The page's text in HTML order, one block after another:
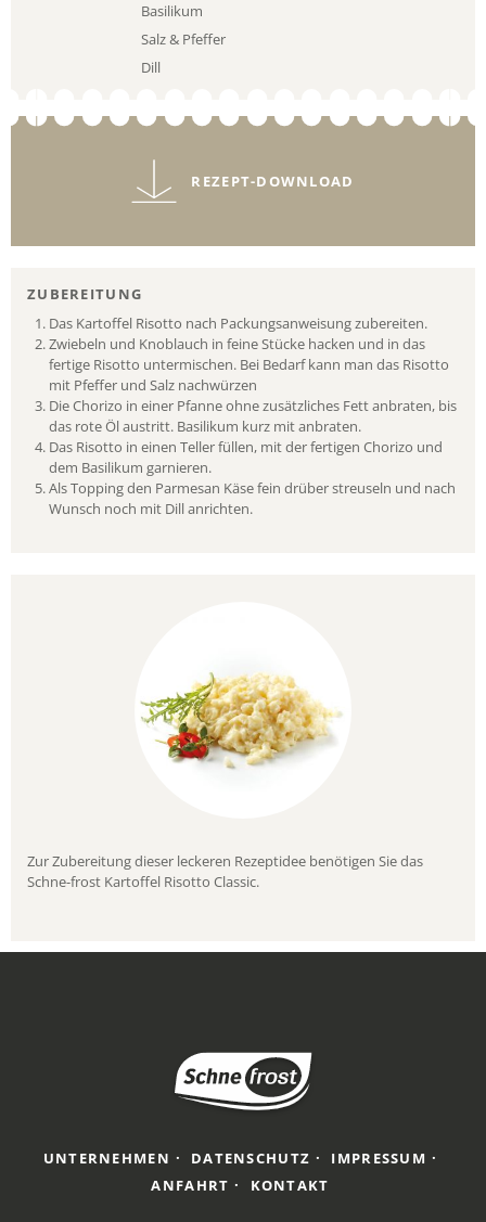
Basilikum
Salz & Pfeffer
Dill
REZEPT-DOWNLOAD
Zur Zubereitung dieser leckeren Rezeptidee benötigen Sie das
Schne-frost Kartoffel Risotto Classic.
ZUBEREITUNG
Das Kartoffel Risotto nach Packungsanweisung zubereiten.
Zwiebeln und Knoblauch in feine Stücke hacken und in das
fertige Risotto untermischen. Bei Bedarf kann man das Risotto
mit Pfeffer und Salz nachwürzen
Die Chorizo in einer Pfanne ohne zusätzliches Fett anbraten, bis
das rote Öl austritt. Basilikum kurz mit anbraten.
Das Risotto in einen Teller füllen, mit der fertigen Chorizo und
dem Basilikum garnieren.
Als Topping den Parmesan Käse fein drüber streuseln und nach
Wunsch noch mit Dill anrichten.
UNTERNEHMEN DATENSCHUTZ
IMPRESSUM
ANFAHRT
KONTAKT